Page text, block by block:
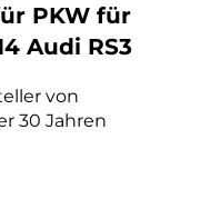
PKW für
Audi RS3
von
30 Jahren